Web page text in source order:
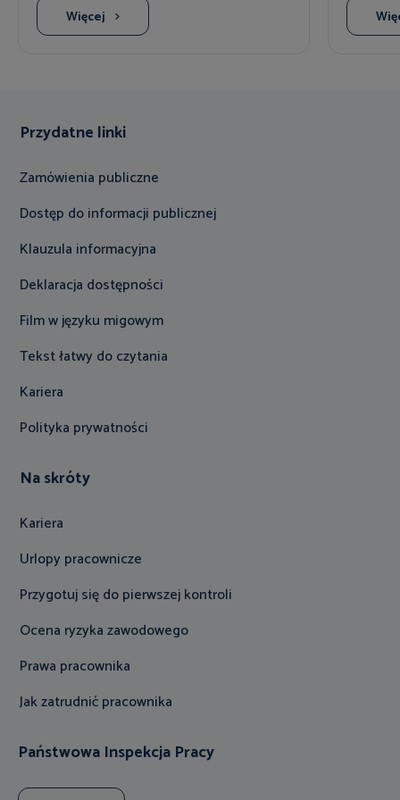
Więcej
Przydatne linki
Zamówienia publiczne
Dostęp do informacji publicznej
Klauzula informacyjna
Deklaracja dostępności
Film w języku migowym
Tekst łatwy do czytania
Kariera
Polityka prywatności
Na skróty
Kariera
Urlopy pracownicze
Przygotuj się do pierwszej kontroli
Ocena ryzyka zawodowego
Prawa pracownika
Jak zatrudnić pracownika
Państwowa Inspekcja Pracy